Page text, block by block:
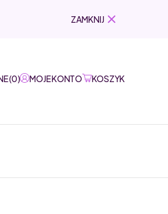
ZAMKNIJ
(0) MOJE KONTO KOSZYK